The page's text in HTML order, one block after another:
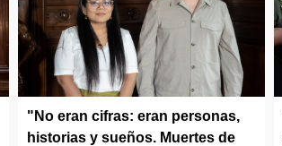
"No eran cifras: eran personas,
historias y sueños. Muertes de